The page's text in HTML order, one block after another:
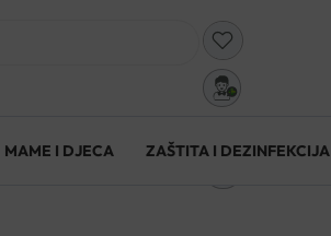
MAME I DJECA ZAŠTITA I DEZINFEKCIJA